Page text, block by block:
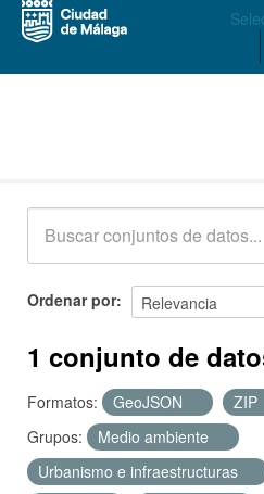
Acerca de
Ordenar por
1 conjunto de
Formatos: GeoJSON ZIP
Grupos:
Medio ambiente
Urbanismo e infraestructuras